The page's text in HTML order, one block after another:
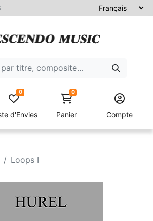
d'Envies
0 0
Panier Compte
Loops I